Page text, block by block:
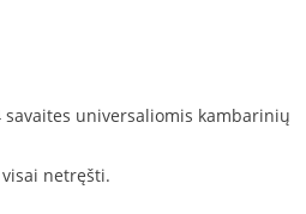
savaites universaliomis kambarinių
netręšti.